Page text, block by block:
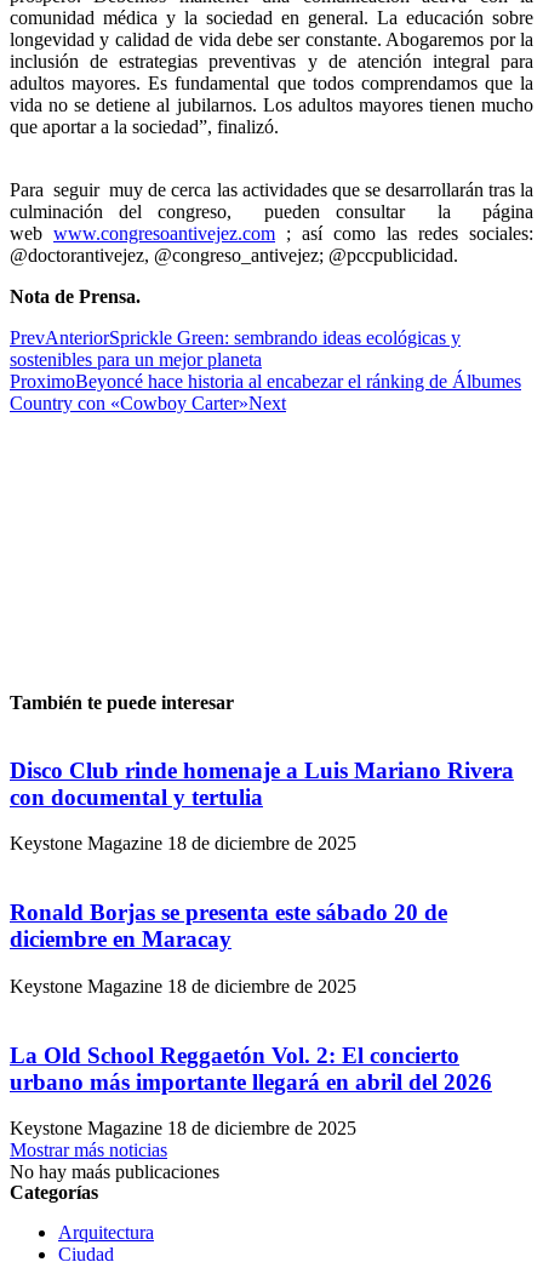
comunidad médica y la sociedad en general. La educación sobre
longevidad y calidad de vida debe ser constante. Abogaremos por la
inclusión de estrategias preventivas y de atención integral para
adultos mayores. Es fundamental que todos comprendamos que la
vida no se detiene al jubilarnos. Los adultos mayores tienen mucho
que aportar a la sociedad”, finalizó.
Para seguir muy de cerca las actividades que se desarrollarán tras la
culminación del congreso, pueden consultar la página
web www.congresoantivejez.com ; así como las redes sociales:
@doctorantivejez, @congreso_antivejez; @pccpublicidad.
Nota de Prensa.
PrevAnteriorSprickle Green: sembrando ideas ecológicas y
sostenibles para un mejor planeta
ProximoBeyoncé hace historia al encabezar el ránking de Álbumes
Country con «Cowboy Carter»Next
También te puede interesar
Disco Club rinde homenaje a Luis Mariano Rivera
con documental y tertulia
Keystone Magazine 18 de diciembre de 2025
Ronald Borjas se presenta este sábado 20 de
diciembre en Maracay
Keystone Magazine 18 de diciembre de 2025
La Old School Reggaetón Vol. 2: El concierto
urbano más importante llegará en abril del 2026
Keystone Magazine 18 de diciembre de 2025
Mostrar más noticias
No hay maás publicaciones
Categorías
Arquitectura
Ciudad